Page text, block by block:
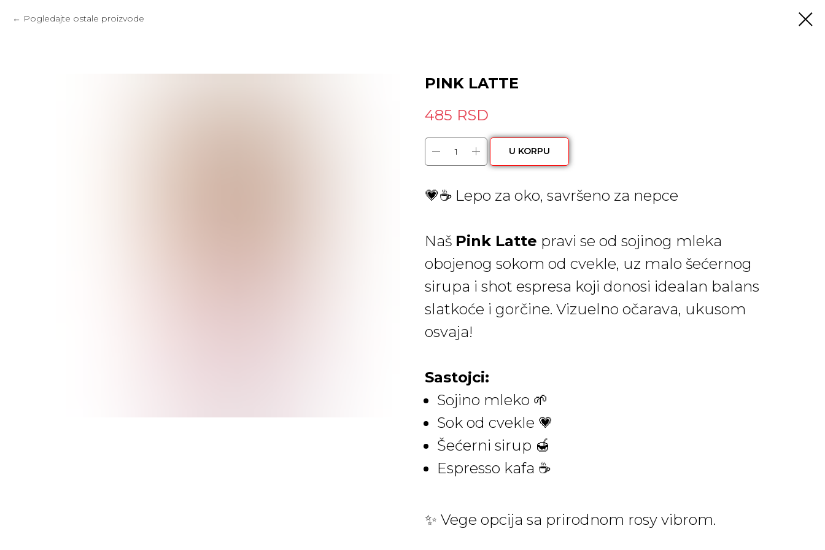
Pogledajte ostale proizvode
PINK LATTE
485 RSD
U KORPU
💗☕ Lepo za oko, savršeno za nepce
Naš Pink Latte pravi se od sojinog mleka
obojenog sokom od cvekle, uz malo šećernog
sirupa i shot espresa koji donosi idealan balans
slatkoće i gorčine. Vizuelno očarava, ukusom
osvaja!
Sastojci:
Sojino mleko 🌱
Sok od cvekle 💗
Šećerni sirup 🍯
Espresso kafa ☕
✨ Vege opcija sa prirodnom rosy vibrom.